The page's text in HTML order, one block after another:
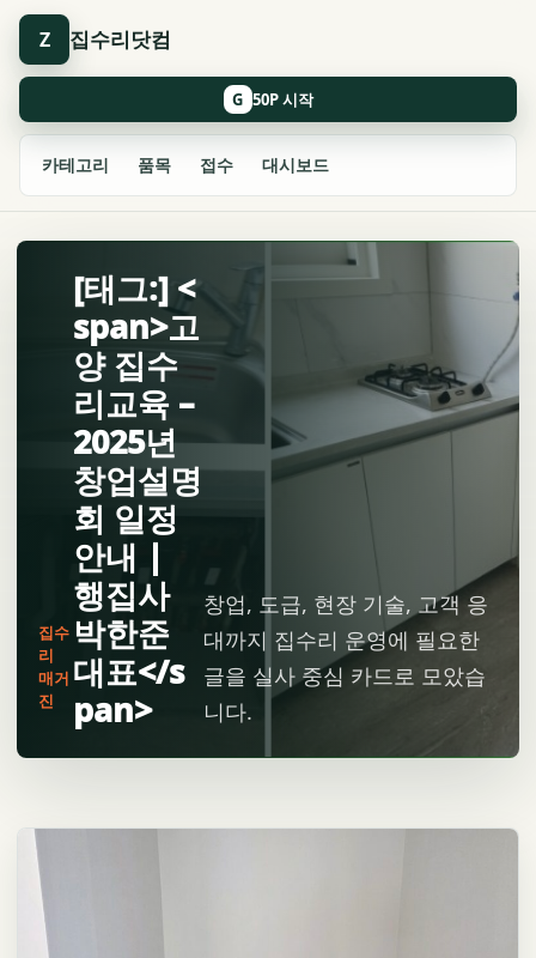
Z 집수리닷컴
카테고리 품목 접수 대시보드
G
집수
리
매거
진
[태그:] <
span>고
양 집수
리교육 –
2025년
창업설명
회 일정
안내 |
행집사
박한준
대표</s
pan>
창업, 도급, 현장 기술, 고객 응
대까지 집수리 운영에 필요한
글을 실사 중심 카드로 모았습
니다.